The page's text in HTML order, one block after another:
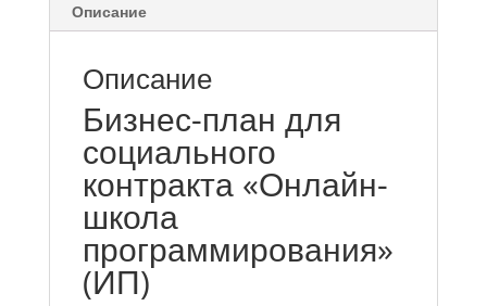
Описание
Описание
Бизнес-план для
социального
контракта «Онлайн-
школа
программирования»
(ИП)